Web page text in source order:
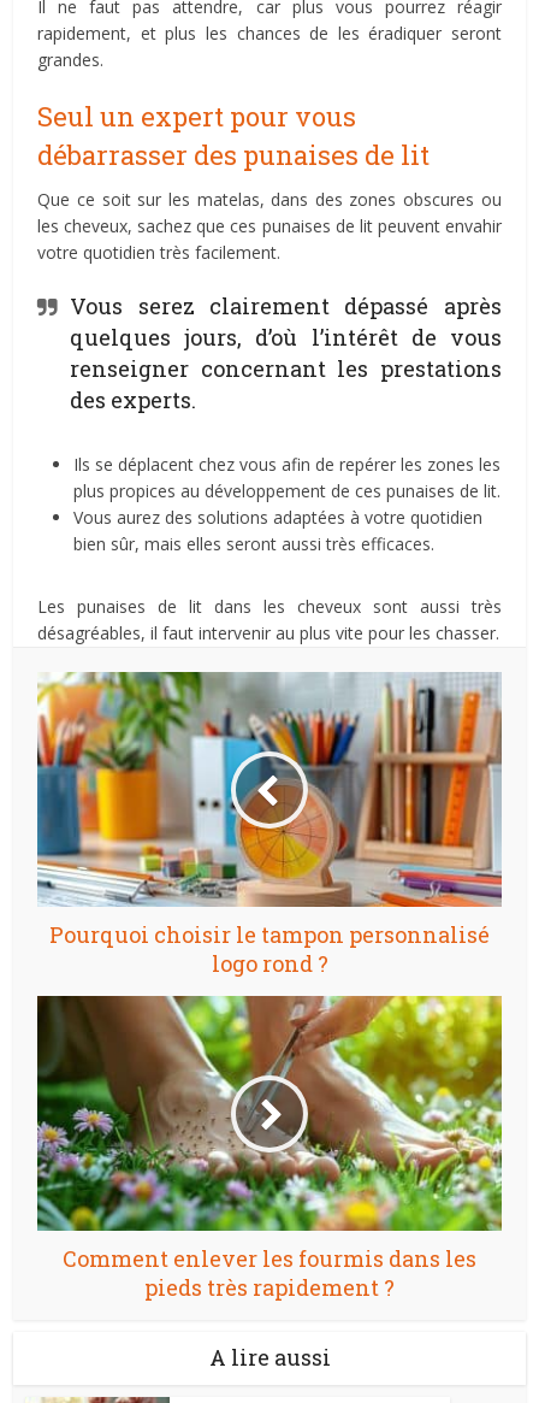
Il ne faut pas attendre, car plus vous pourrez réagir
rapidement, et plus les chances de les éradiquer seront
grandes.
Seul un expert pour vous
débarrasser des punaises de lit
Que ce soit sur les matelas, dans des zones obscures ou
les cheveux, sachez que ces punaises de lit peuvent envahir
votre quotidien très facilement.
Vous serez clairement dépassé après
quelques jours, d’où l’intérêt de vous
renseigner concernant les prestations
des experts.
Ils se déplacent chez vous afin de repérer les zones les
plus propices au développement de ces punaises de lit.
Vous aurez des solutions adaptées à votre quotidien
bien sûr, mais elles seront aussi très efficaces.
Les punaises de lit dans les cheveux sont aussi très
désagréables, il faut intervenir au plus vite pour les chasser.
Pourquoi choisir le tampon personnalisé
logo rond ?
Comment enlever les fourmis dans les
pieds très rapidement ?
A lire aussi